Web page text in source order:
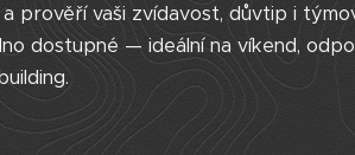
prověří vaši zvídavost, důvtip i
dostupné — ideální na víkend,